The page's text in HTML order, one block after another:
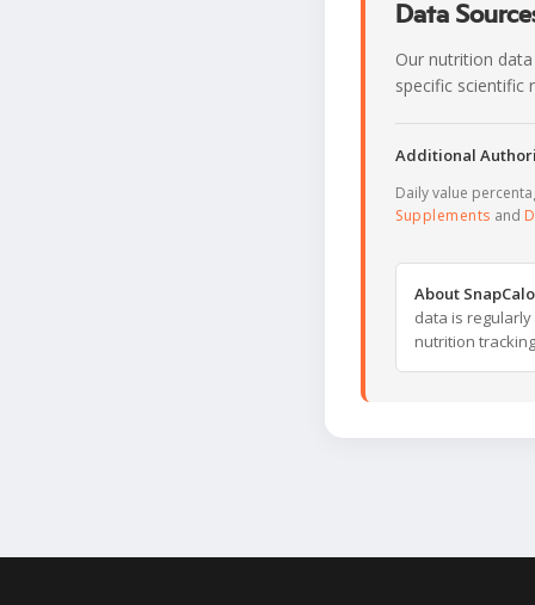
Data
Our nutrition
specific scientific
Additional
Daily value
Supplements and
About
data is
nutrition